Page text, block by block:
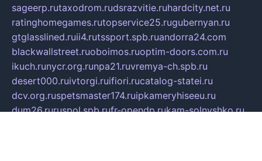
sageerp.rutaxodrom.rudsrazvitie.ruhardcity.net.ru
ratinghomegames.rutopservice25.rugubernyan.ru
gtglasslined.ruii4.rutssport.spb.ruandorra24.com
blackwallstreet.ruoboimos.ruoptim-doors.com.ru
ikuch.runycr.org.runpa21.ruvremya-ch.spb.ru
desert000.ruivtorgi.ruifiori.rucatalog-statei.ru
dcv.org.ruspetsmaster174.ruipkameryhiseeu.ru
dum26.ruruspol.spb.rufr-opendp.rukam-solnyshko.ru